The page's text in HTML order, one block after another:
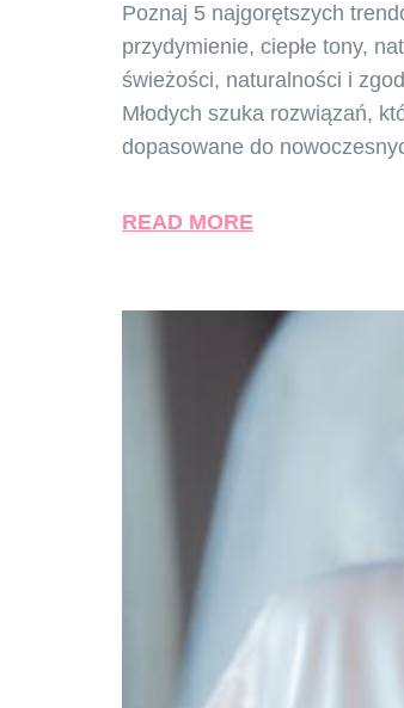
Poznaj 5 najgorętszych
przydymienie, ciepłe tony,
świeżości, naturalności i
Młodych szuka rozwiązań,
dopasowane do
READ MORE